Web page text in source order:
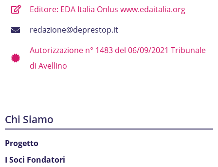
Editore: EDA Italia Onlus www.edaitalia.org
redazione@deprestop.it
Autorizzazione n° 1483 del 06/09/2021 Tribunale
di Avellino
Chi Siamo
Progetto
I Soci Fondatori